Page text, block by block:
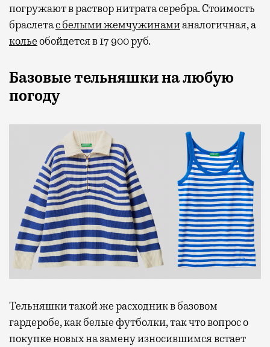
погружают в раствор нитрата серебра. Стоимость
браслетас белыми жемчужинамианалогичная, а
кольеобойдется в 17 900 руб.
Базовые тельняшки на любую
погоду
Тельняшки такой же расходник в базовом
гардеробе, как белые футболки, так что вопрос о
покупке новых на замену износившимся встает